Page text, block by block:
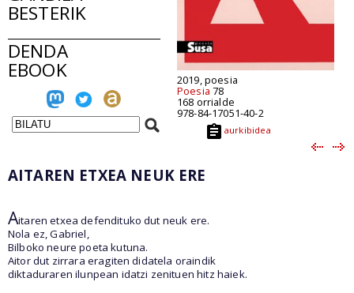
BESTERIK
DENDA
EBOOK 2019, poesia
Poesia 78
168 orrialde
978-84-17051-40-2
aurkibidea
AITAREN ETXEA NEUK ERE
Aitaren etxea defendituko dut neuk ere.
Nola ez, Gabriel,
Bilboko neure poeta kutuna.
Aitor dut zirrara eragiten didatela oraindik
diktaduraren ilunpean idatzi zenituen hitz haiek.